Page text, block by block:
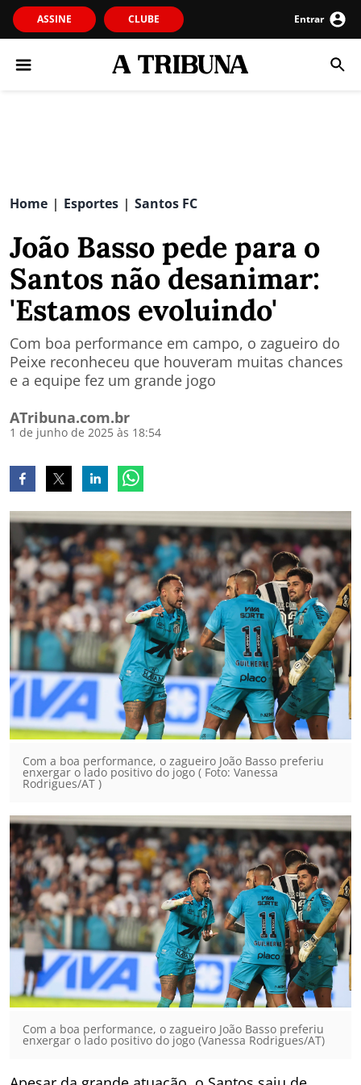
ASSINE CLUBE Entrar
Home | Esportes | Santos FC
João Basso pede para o
Santos não desanimar:
'Estamos evoluindo'
Com boa performance em campo, o zagueiro do
Peixe reconheceu que houveram muitas chances
e a equipe fez um grande jogo
ATribuna.com.br
1 de junho de 2025 às 18:54
Com a boa performance, o zagueiro João Basso preferiu
enxergar o lado positivo do jogo ( Foto: Vanessa
Rodrigues/AT )
Com a boa performance, o zagueiro João Basso preferiu
enxergar o lado positivo do jogo (Vanessa Rodrigues/AT)